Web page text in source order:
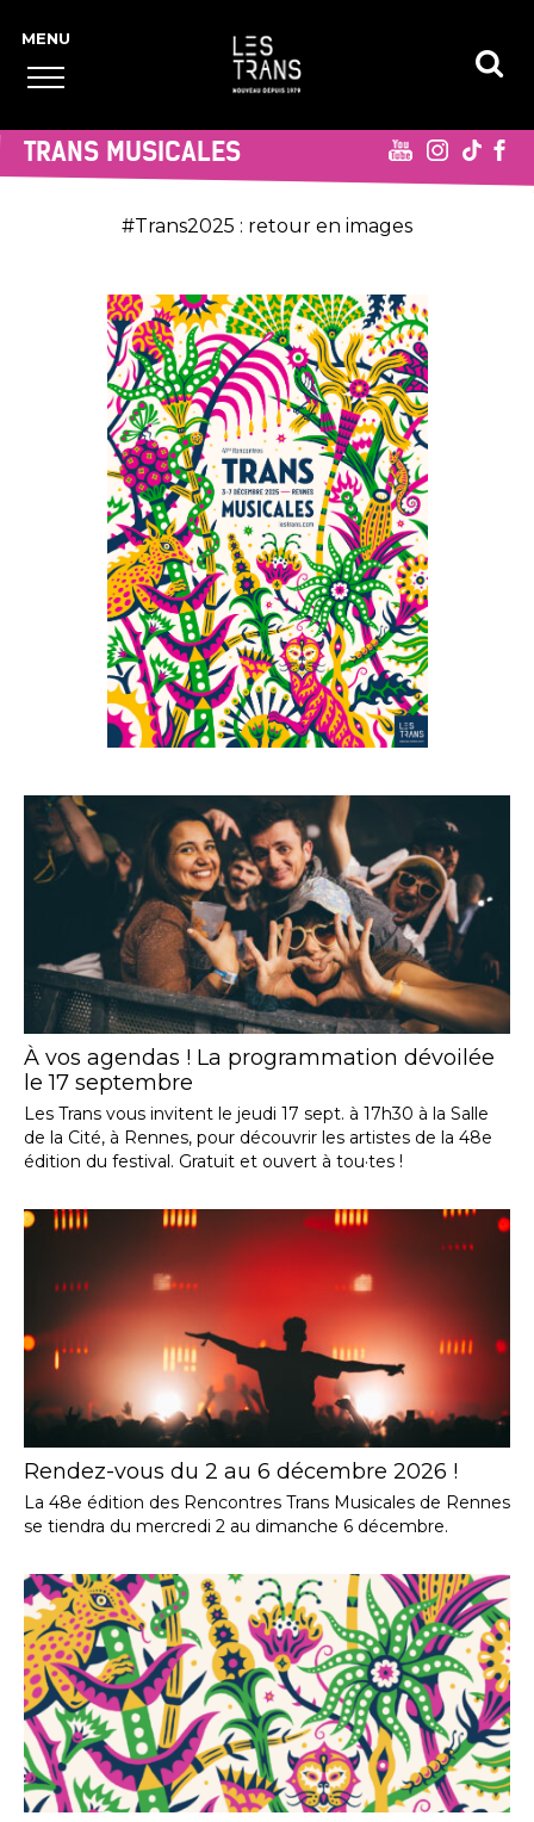
TRANS MUSICALES
#Trans2025 : retour en images
À vos agendas ! La programmation dévoilée
le 17 septembre
Les Trans vous invitent le jeudi 17 sept. à 17h30 à la Salle
de la Cité, à Rennes, pour découvrir les artistes de la 48e
édition du festival. Gratuit et ouvert à tou·tes !
Rendez-vous du 2 au 6 décembre 2026 !
La 48e édition des Rencontres Trans Musicales de Rennes
se tiendra du mercredi 2 au dimanche 6 décembre.